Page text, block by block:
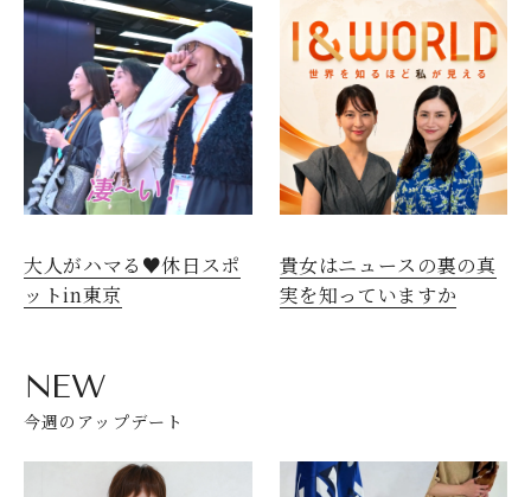
大人がハマる♥休日スポ
ットin東京
貴女はニュースの裏の真
実を知っていますか
NEW
今週のアップデート